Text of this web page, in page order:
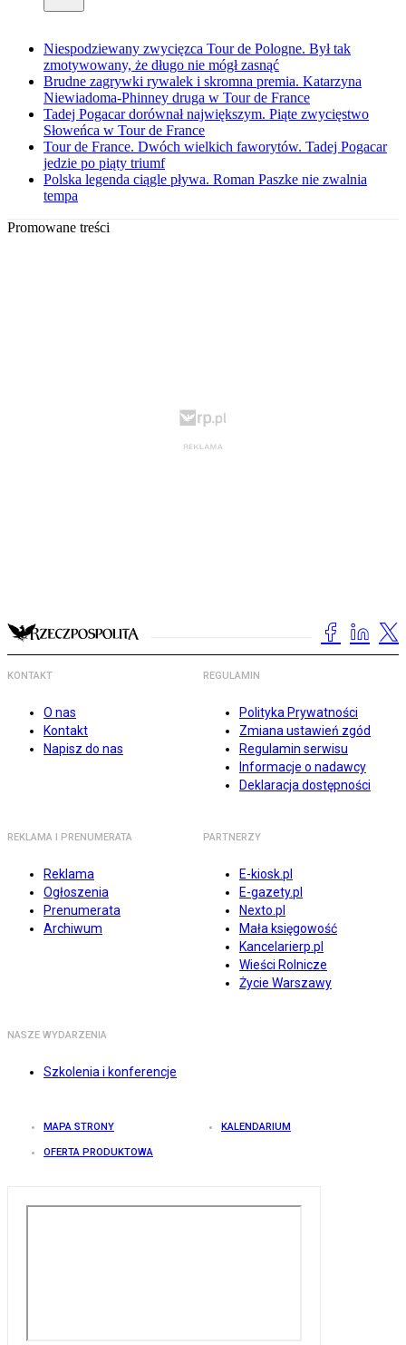
Niespodziewany zwycięzca Tour de Pologne. Był tak
zmotywowany, że długo nie mógł zasnąć
Brudne zagrywki rywalek i skromna premia. Katarzyna
Niewiadoma-Phinney druga w Tour de France
Tadej Pogacar dorównał największym. Piąte zwycięstwo
Słoweńca w Tour de France
Tour de France. Dwóch wielkich faworytów. Tadej Pogacar
jedzie po piąty triumf
Polska legenda ciągle pływa. Roman Paszke nie zwalnia
tempa
Promowane treści
KONTAKT
O nas
Kontakt
Napisz do nas
REGULAMIN
Polityka Prywatności
Zmiana ustawień zgód
Regulamin serwisu
Informacje o nadawcy
Deklaracja dostępności
REKLAMA I PRENUMERATA
Reklama
Ogłoszenia
Prenumerata
Archiwum
PARTNERZY
E-kiosk.pl
E-gazety.pl
Nexto.pl
Mała księgowość
Kancelarierp.pl
Wieści Rolnicze
Życie Warszawy
NASZE WYDARZENIA
Szkolenia i konferencje
MAPA STRONY KALENDARIUM
OFERTA PRODUKTOWA